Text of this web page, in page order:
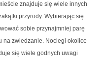
znajduje się wiele innych
przyrody. Wybierając się
sobie przynajmniej parę
na zwiedzanie. Noclegi okolice
się wiele godnych uwagi